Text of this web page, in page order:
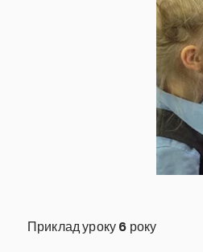
Приклад уроку 6 року